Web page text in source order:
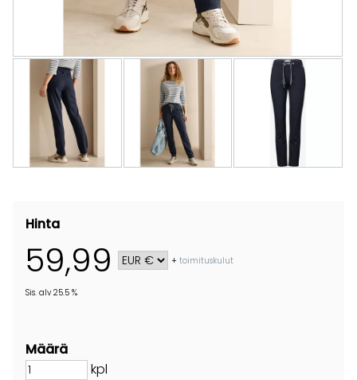
Hinta
59,99 +toimituskulut
Sis. alv 25.5 %
Määrä
kpl